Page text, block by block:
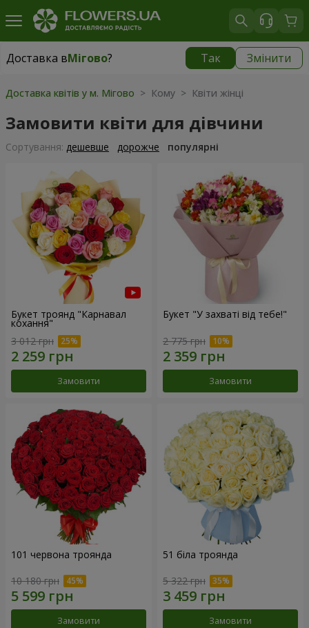
Доставка вМігово? Так Змінити
Доставка вМігово|
Доставка квітів у м. Мігово > Кому > Квіти жінці
Замовити квіти для дівчини
Сортування: дешевше дорожче популярні
Букет троянд "Карнавал
кохання"
3 012 грн
Замовити
Букет "У захваті від тебе!"
2 775 грн
Замовити
101 червона троянда
10 180 грн
Замовити
51 біла троянда
5 322 грн
Замовити